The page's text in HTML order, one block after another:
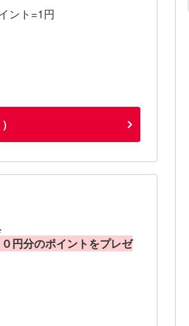
ント=1円
円分のポイントをプレゼ